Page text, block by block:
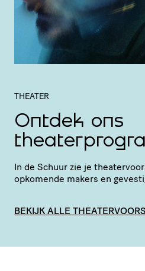
THEATER
Ontdek ons
In de Schuur zie je
opkomende makers en
BEKIJK ALLE